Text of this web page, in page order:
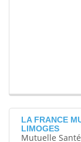
LA FRANCE
LIMOGES
Mutuelle